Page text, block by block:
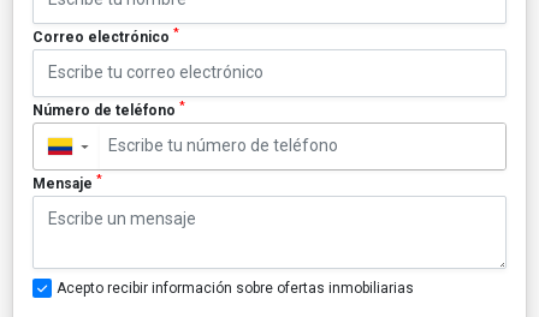
Correo electrónico *
Número de teléfono *
▼
Mensaje *
Acepto recibir información sobre ofertas inmobiliarias